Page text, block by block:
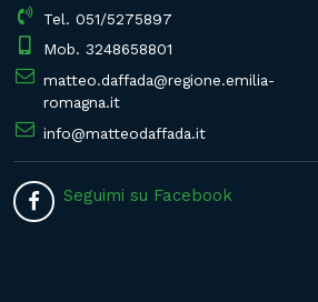
Tel. 051/5275897
Mob. 3248658801
matteo.daffada@regione.emilia-
romagna.it
info@matteodaffada.it
Seguimi su Facebook